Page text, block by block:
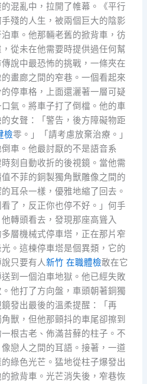
混亂中，拉開了帷幕。《平行
殘的人生，被兩個巨大的陰影
車。他那輛老舊的掀背車，彷
從未在他需要時提供過任何幫
說中最恐怖的挑戰，一條夾在
畫廊之間的窄巷。一個看起來
停車格，上面還灑著一層可疑
氣。將車子打了倒檔。他的車
女聲：「警告，後方障礙物距
檢零。」「請考慮放棄治療。」
車。他最討厭的不是語音系
刻自動收折的後視鏡。當他需
不菲的銅製獨角獸雕像之間的
耳朵一樣，優雅地縮了回去。
了，反正你也停不好。」何手
轉頭看去，發現那座高聳入
層機械式停車塔，正在那片窄
。這棟停車塔是個異類，它的
只要有人新竹 在職體檢敢在它
到一個泊車地獄。他已經失敗
他打了方向盤，車頭朝著銅獨
發出最後的溫柔提醒：「再
獸，但他那顫抖的車尾卻擦到
根古老、佈滿苔蘚的柱子。不
戀人之間的耳語。接著，一道
綠色光芒。猛地從柱子爆發出
掀背車。光芒消失後，窄巷恢